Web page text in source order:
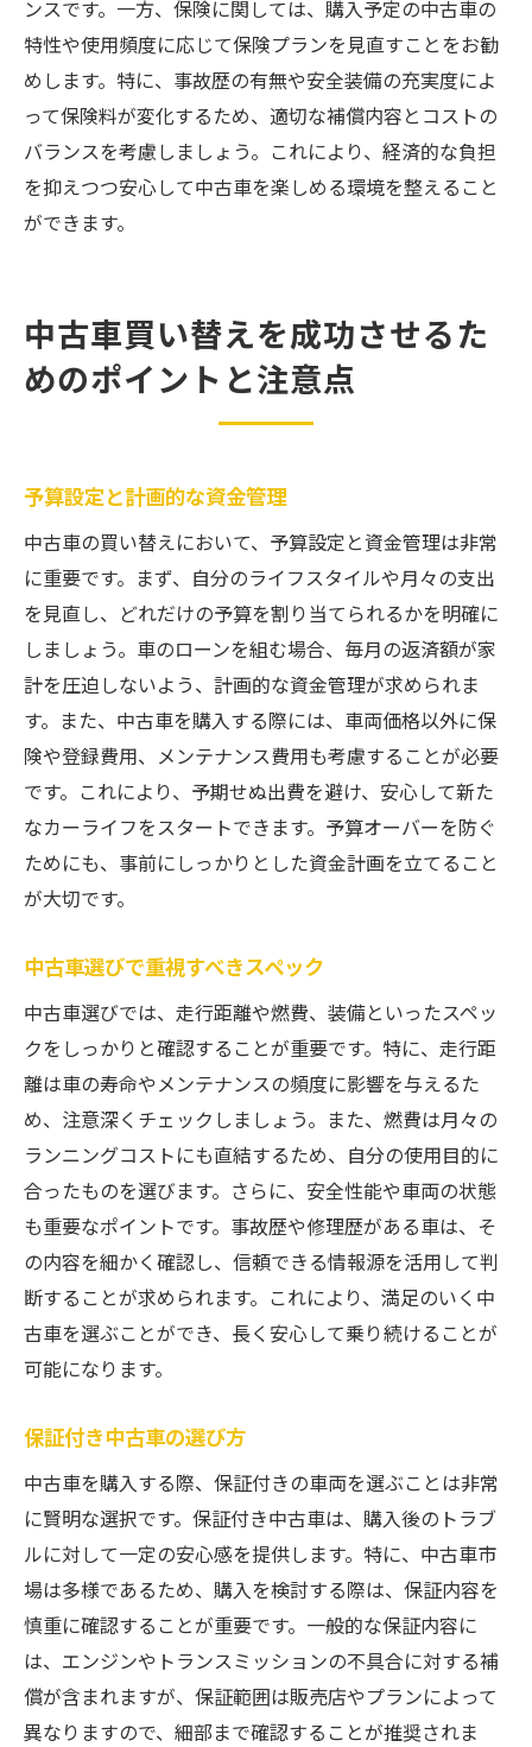
ンスです。一方、保険に関しては、購入予定の中古車の
特性や使用頻度に応じて保険プランを見直すことをお勧
めします。特に、事故歴の有無や安全装備の充実度によ
って保険料が変化するため、適切な補償内容とコストの
バランスを考慮しましょう。これにより、経済的な負担
を抑えつつ安心して中古車を楽しめる環境を整えること
ができます。
中古車買い替えを成功させるた
めのポイントと注意点
予算設定と計画的な資金管理
中古車の買い替えにおいて、予算設定と資金管理は非常
に重要です。まず、自分のライフスタイルや月々の支出
を見直し、どれだけの予算を割り当てられるかを明確に
しましょう。車のローンを組む場合、毎月の返済額が家
計を圧迫しないよう、計画的な資金管理が求められま
す。また、中古車を購入する際には、車両価格以外に保
険や登録費用、メンテナンス費用も考慮することが必要
です。これにより、予期せぬ出費を避け、安心して新た
なカーライフをスタートできます。予算オーバーを防ぐ
ためにも、事前にしっかりとした資金計画を立てること
が大切です。
中古車選びで重視すべきスペック
中古車選びでは、走行距離や燃費、装備といったスペッ
クをしっかりと確認することが重要です。特に、走行距
離は車の寿命やメンテナンスの頻度に影響を与えるた
め、注意深くチェックしましょう。また、燃費は月々の
ランニングコストにも直結するため、自分の使用目的に
合ったものを選びます。さらに、安全性能や車両の状態
も重要なポイントです。事故歴や修理歴がある車は、そ
の内容を細かく確認し、信頼できる情報源を活用して判
断することが求められます。これにより、満足のいく中
古車を選ぶことができ、長く安心して乗り続けることが
可能になります。
保証付き中古車の選び方
中古車を購入する際、保証付きの車両を選ぶことは非常
に賢明な選択です。保証付き中古車は、購入後のトラブ
ルに対して一定の安心感を提供します。特に、中古車市
場は多様であるため、購入を検討する際は、保証内容を
慎重に確認することが重要です。一般的な保証内容に
は、エンジンやトランスミッションの不具合に対する補
償が含まれますが、保証範囲は販売店やプランによって
異なりますので、細部まで確認することが推奨されま